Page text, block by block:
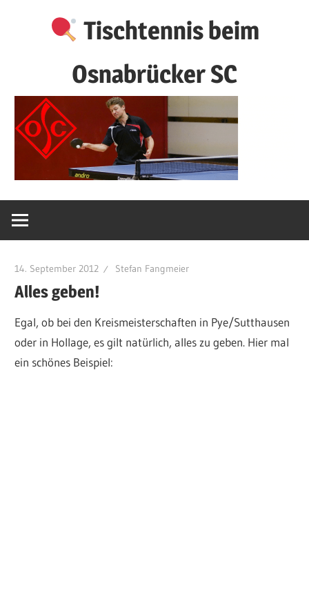
Tischtennis beim
Osnabrücker SC
14. September 2012 Stefan Fangmeier
Alles geben!
Egal, ob bei den Kreismeisterschaften in Pye/Sutthausen
oder in Hollage, es gilt natürlich, alles zu geben. Hier mal
ein schönes Beispiel: